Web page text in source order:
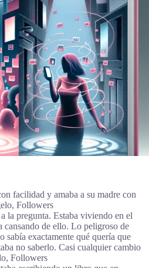
facilidad y amaba a su madre con
Followers
la pregunta. Estaba viviendo en el
cansando de ello. Lo peligroso de
sabía exactamente qué quería que
no saberlo. Casi cualquier cambio
Followers